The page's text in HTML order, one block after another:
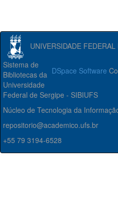
UNIVERSIDADE
DSpace Software
Sistema de
Bibliotecas da
Universidade
Federal de Sergipe - SIBIUFS
Núcleo de Tecnologia da
repositorio@academico.ufs.br
+55 79 3194-6528